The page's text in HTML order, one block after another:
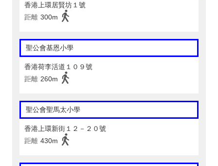
香港上環居賢坊１號
距離 300m
聖公會基恩小學
香港荷李活道１０９號
距離 260m
聖公會聖馬太小學
香港上環新街１２－２０號
距離 430m